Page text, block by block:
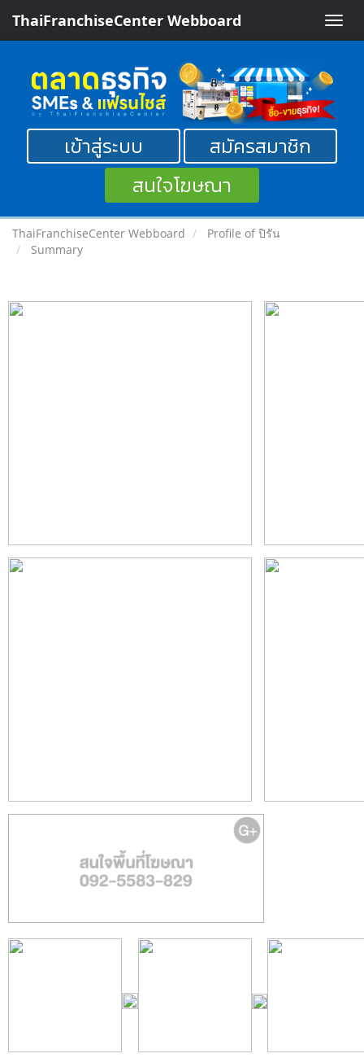
Toggle
ThaiFranchiseCenter Webboard
เข้าสู่ระบบ
สมัครสมาชิก
สนใจโฆษณา
ThaiFranchiseCenter Webboard
Profile of ปิรัน
Summary